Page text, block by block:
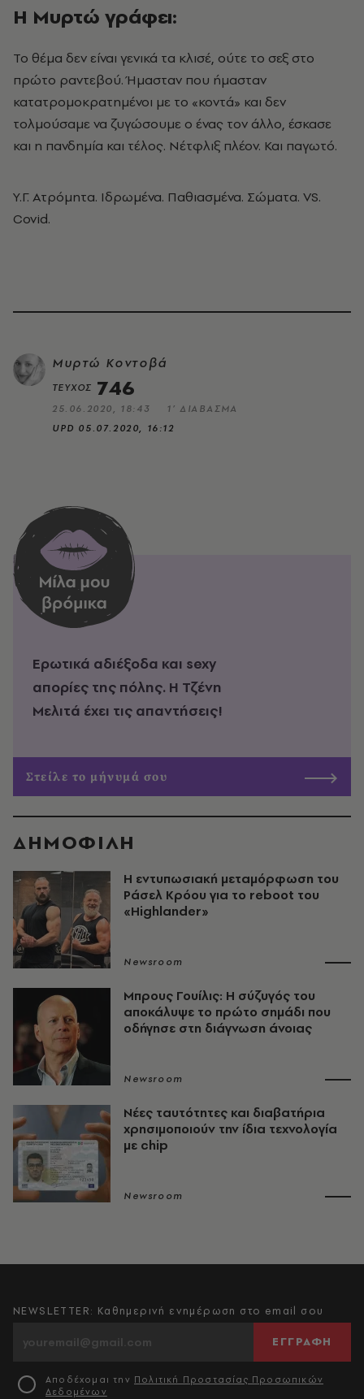
Μυρτώ Κοντοβά
ΤΕΥΧΟΣ 746
25.06.2020, 18:43
1’ ΔΙΑΒΑΣΜΑ
UPD 05.07.2020, 16:12
H Μυρτώ γράφει:
Το θέμα δεν είναι γενικά τα κλισέ, ούτε το σεξ στο
πρώτο ραντεβού. Ήμασταν που ήμασταν
κατατρομοκρατημένοι με το «κοντά» και δεν
τολμούσαμε να ζυγώσουμε ο ένας τον άλλο, έσκασε
και η πανδημία και τέλος. Νέτφλιξ πλέον. Και παγωτό.
Υ.Γ. Ατρόμητα. Ιδρωμένα. Παθιασμένα. Σώματα. VS.
Covid.
Ερωτικά αδιέξοδα και sexy
απορίες της πόλης. Η Τζένη
Μελιτά έχει τις απαντήσεις!
Στείλε το μήνυμά σου
ΔΗΜΟΦΙΛΗ
Η εντυπωσιακή μεταμόρφωση του
Ράσελ Κρόου για το reboot του
«Highlander»
Newsroom
Μπρους Γουίλις: Η σύζυγός του
αποκάλυψε το πρώτο σημάδι που
οδήγησε στη διάγνωση άνοιας
Newsroom
Νέες ταυτότητες και διαβατήρια
χρησιμοποιούν την ίδια τεχνολογία
με chip
Newsroom
NEWSLETTER: Καθημερινή ενημέρωση στο email σου
ΕΓΓΡΑΦΗ
Αποδέχομαι την Πολιτική Προστασίας Προσωπικών
Δεδομένων